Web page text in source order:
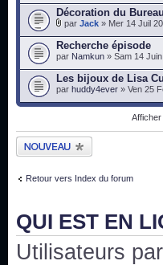
Décoration du
par Jack » Mer 14 Juil
Recherche épisode
par Namkun » Sam 14
Les bijoux de Lisa
par huddy4ever » Ven 25
Publier un nouveau
sujet
Retour vers Index du forum
QUI EST EN
Utilisateurs